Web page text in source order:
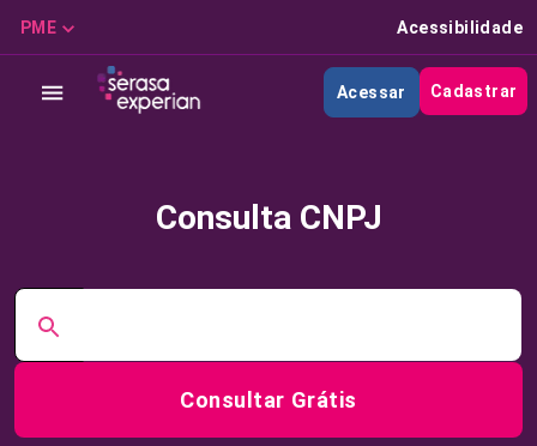
PME Acessibilidade
Acessar Cadastrar
Consulta CNPJ
Consultar Grátis